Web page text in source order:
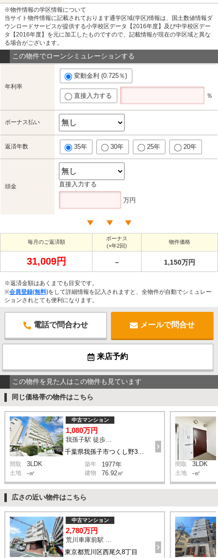
※物件情報の学区情報について
当サイト物件情報に記載されております通学区域(学区)情報は、国土数値情報ダ
ウンロードサービスが提供する小学校区データ【2016年度】及び中学校区デー
タ【2016年度】を元に加工したものですので、記載情報が現在の学区域と異な
る場合がございます。
この物件でローンシミュレーションする
年利率
変動金利 (0.725％)
直接入力する ％
ボーナス払い
返済年数 35年 30年 25年 20年
頭金 直接入力する
万円
毎月のご返済額
ボーナス
(×年2回)
物件価格
31,009円 － 1,150万円
※返済金額はあくまでも目安です。
※会員登録(無料)をして詳細情報を記入されますと、全物件が自動でシミュレー
ションされとても便利になります。
電話で問合わせ メールで問合せ
来店予約
この物件を見た人はこの物件も見ています
同じ価格帯の物件はこちら
中古マンション
1,080万円
間取 3LDK 築年 1977年
土地 -㎡ 建物 76.92㎡
間取 3LDK
土地 -㎡
広さの近い物件はこちら
東京都荒川区西尾久8丁目
中古マンション
2,780万円
荒川車庫前駅 徒歩3分